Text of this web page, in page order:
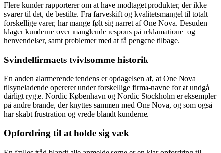
Flere kunder rapporterer om at have modtaget produkter, der ikke
svarer til det, de bestilte. Fra farveskift og kvalitetsmangel til totalt
forskellige varer, har mange følt sig narret af One Nova. Desuden
klager kunderne over manglende respons på reklamationer og
henvendelser, samt problemer med at få pengene tilbage.
Svindelfirmaets tvivlsomme historik
En anden alarmerende tendens er opdagelsen af, at One Nova
tilsyneladende opererer under forskellige firma-navne for at undgå
dårligt rygte. Nordic København og Nordic Stockholm er eksempler
på andre brande, der knyttes sammen med One Nova, og som også
har skabt frustration og vrede blandt kunderne.
Opfordring til at holde sig væk